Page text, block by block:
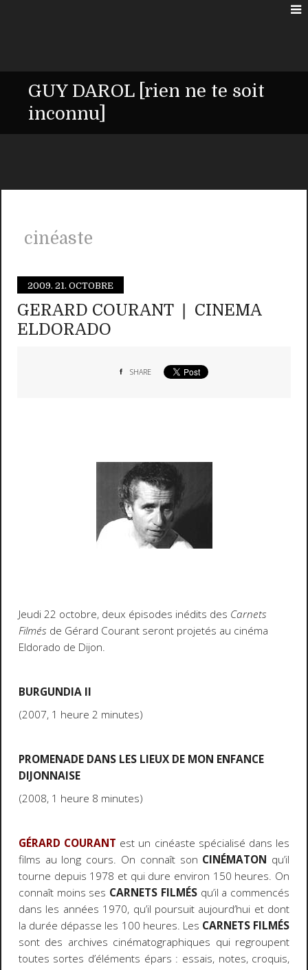
GUY DAROL [rien ne te soit
inconnu]
cinéaste
2009. 21. OCTOBRE
GERARD COURANT ❘ CINEMA
ELDORADO
SHARE
Jeudi 22 octobre, deux épisodes inédits des Carnets
Filmés de Gérard Courant seront projetés au cinéma
Eldorado de Dijon.
BURGUNDIA II
(2007, 1 heure 2 minutes)
PROMENADE DANS LES LIEUX DE MON ENFANCE
DIJONNAISE
(2008, 1 heure 8 minutes)
GÉRARD COURANT est un cinéaste spécialisé dans les
films au long cours. On connaît son CINÉMATON qu’il
tourne depuis 1978 et qui dure environ 150 heures. On
connaît moins ses CARNETS FILMÉSqu’il a commencés
dans les années 1970, qu’il poursuit aujourd’hui et dont
la durée dépasse les 100 heures. Les CARNETS FILMÉS
sont des archives cinématographiques qui regroupent
toutes sortes d’éléments épars : essais, notes, croquis,